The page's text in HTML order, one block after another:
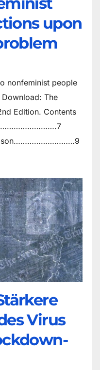
upon
non­feminist people
The
Edition. Contents
Virus